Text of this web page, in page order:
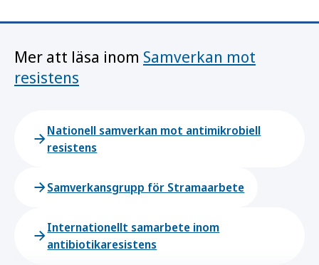
Mer att läsa inom Samverkan mot
resistens
Nationell samverkan mot antimikrobiell
resistens
Samverkansgrupp för Stramaarbete
Internationellt samarbete inom
antibiotikaresistens